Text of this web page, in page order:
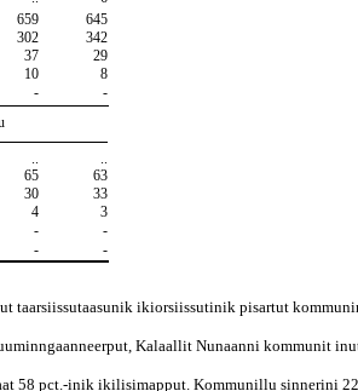
659
645
302
342
37
29
10
8
-
-
65
63
30
33
4
3
-
-
- -
ikiorsiissutinik pisartut
Kalaallit Nunaanni kommunit
58 pct.-inik ikilisimapput. Kommunillu sinnerini